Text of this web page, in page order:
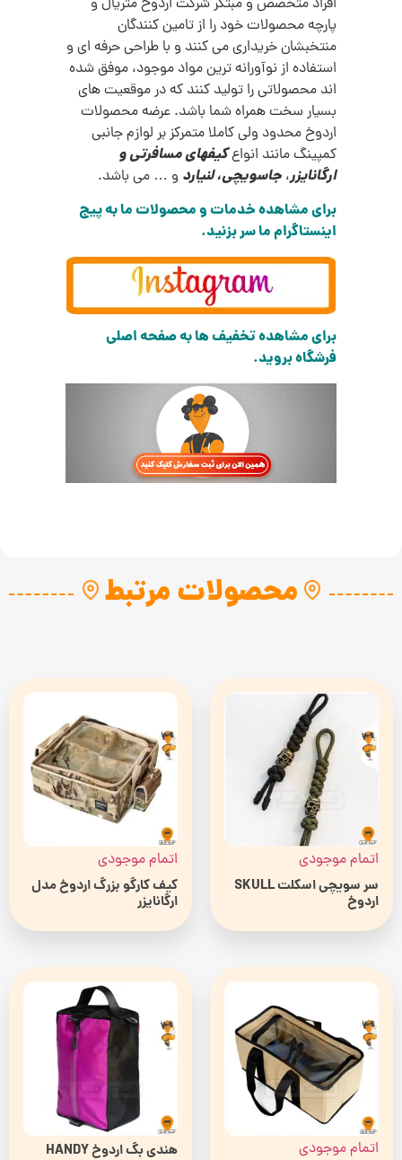
افراد متخصص و مبتکر شرکت اردوخ متریال و
پارچه محصولات خود را از تامین کنندگان
منتخبشان خریداری می کنند و با طراحی حرفه ای و
استفاده از نوآورانه ترین مواد موجود، موفق شده
اند محصولاتی را تولید کنند که در موقعیت های
بسیار سخت همراه شما باشد. عرضه محصولات
اردوخ محدود ولی کاملا متمرکز بر لوازم جانبی
کمپینگ مانند انواعکیفهای مسافرتی و
ارگانایزر، جاسویچی، لنیارد و … می باشد.
برای مشاهده خدمات و محصولات ما به پیج
اینستاگرام ما سر بزنید.
برای مشاهده تخفیف ها به صفحه اصلی
فرشگاه بروید.
محصولات مرتبط
اتمام موجودی
سر سویچی اسکلت SKULL
اردوخ
اتمام موجودی
کیف کارگو بزرگ اردوخ مدل
ارگانایزر
اتمام موجودی
هندی بگ اردوخ HANDY